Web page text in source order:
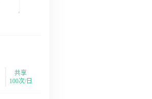
共享
100次/日